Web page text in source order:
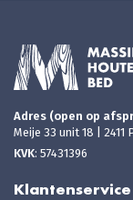
Adres (open op
Meije 33 unit 18 | 2411
KVK: 57431396
Klantenservice